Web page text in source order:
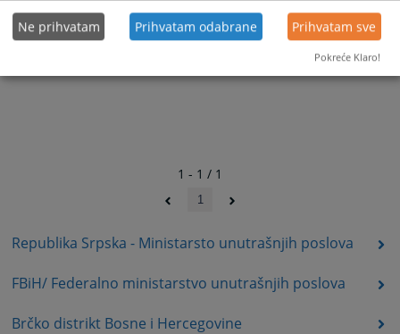
Republika Srpska - Ministarsto unutrašnjih poslova
FBiH/ Federalno ministarstvo unutrašnjih poslova
Brčko distrikt Bosne i Hercegovine
1 - 1 / 1
1
Ne prihvatam Prihvatam odabrane Prihvatam sve
Pokreće Klaro!